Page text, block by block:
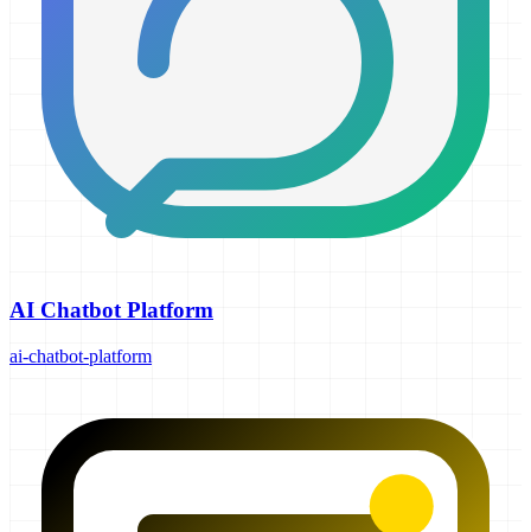
AI Chatbot Platform
ai-chatbot-platform